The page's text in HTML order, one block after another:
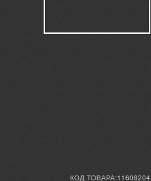
КОД ТОВАРА:11608204